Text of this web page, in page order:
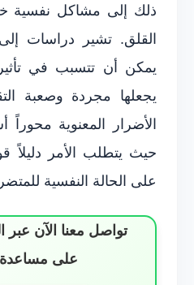
ذلك إلى مشاكل نفسية
القلق. تشير دراسات إلى
يمكن أن تتسبب في
يجعلها مجردة وصعبة
الأضرار المعنوية محوراً
حيث يتطلب الأمر دليلاً
على الحالة النفسية
تواصل معنا الآن
على